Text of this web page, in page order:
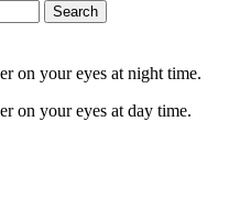
Search
on your eyes at night time.
on your eyes at day time.